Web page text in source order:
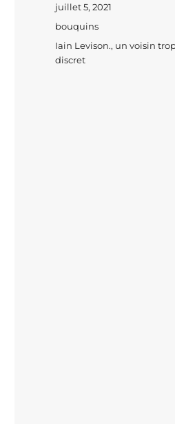
Publié
le
juillet 5, 2021
Catégories
bouquins
Étiquettes
Iain Levison., un voisin
discret